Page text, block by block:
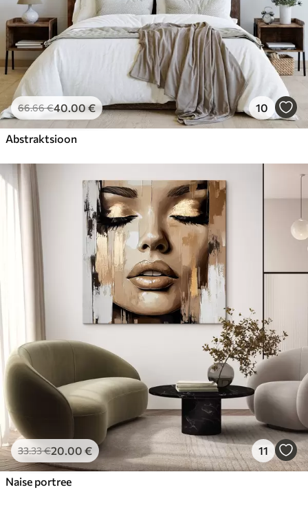
66.66€40.00€ 10
Abstraktsioon
33.33€20.00 € 11
Naise portree